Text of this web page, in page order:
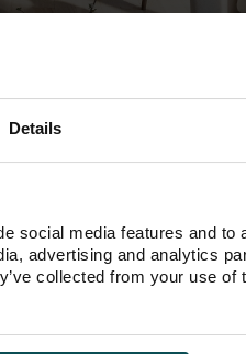
Details
social media features and to
advertising and analytics
collected from your use of
/ 3 szoba